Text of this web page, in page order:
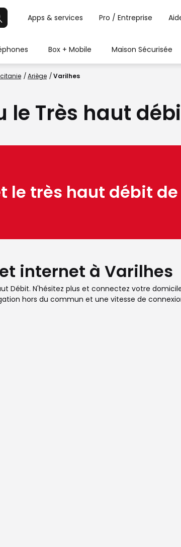
Apps & services Pro / Entreprise
Box + Mobile Maison Sécurisée
Ariège Varilhes
le Très haut
le très haut débit de
internet à Varilhes
Débit. N'hésitez plus et connectez votre
hors du commun et une vitesse de